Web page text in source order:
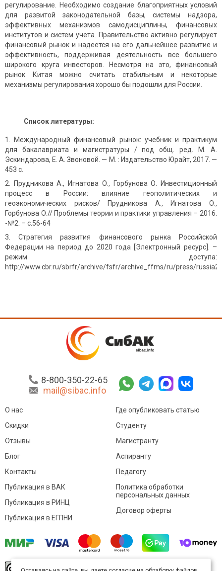
регулирование. Необходимо создание благоприятных условий
для развитой законодательной базы, системы надзора,
эффективных механизмов самодисциплины, финансовых
институтов и систем учета. Правительство активно регулирует
финансовый рынок и надеется на его дальнейшее развитие и
эффективность, поддерживая деятельность все большего
широкого круга инвесторов. Несмотря на это, финансовый
рынок Китая можно считать стабильным и некоторые
механизмы регулирования хорошо бы подошли для России.
Список литературы:
Международный финансовый рынок: учебник и практикум
для бакалавриата и магистратуры / под общ. ред. М. А.
Эскиндарова, Е. А. Звоновой. — М. : Издательство Юрайт, 2017. —
453 с.
Прудникова А., Игнатова О., Горбунова О. Инвестиционный
процесс в России: влияние геополитических и
геоэкономических рисков/ Прудникова А., Игнатова О.,
Горбунова О.// Проблемы теории и практики управления – 2016.
-№2. – с.56-64
Стратегия развития финансового рынка Российской
Федерации на период до 2020 года [Электронный ресурс]. –
режим доступа:
http://www.cbr.ru/sbrfr/archive/fsfr/archive_ffms/ru/press/
8-800-350-22-65
mail@sibac.info
О нас
Скидки
Отзывы
Блог
Контакты
Где опубликовать статью
Студенту
Магистранту
Аспиранту
Педагогу
Публикация в ВАК
Публикация в РИНЦ
Публикация в ЕГПНИ
Политика обработки
персональных данных
Договор оферты